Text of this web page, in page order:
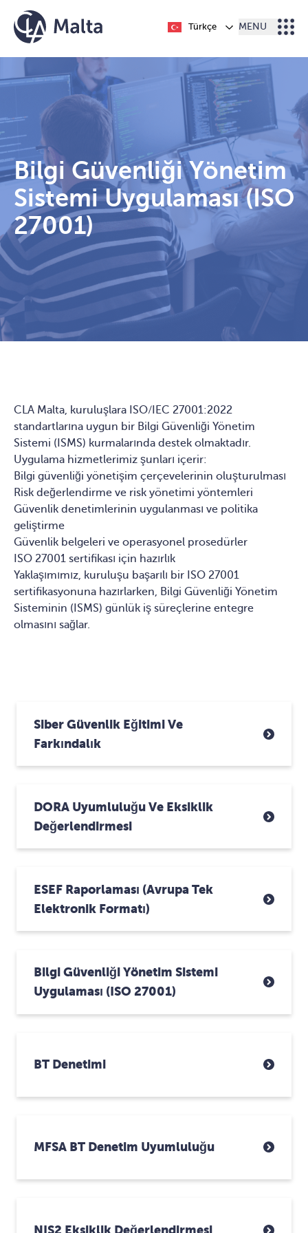
İçeriğe geç
Türkçe MENU
Bilgi Güvenliği Yönetim
Sistemi Uygulaması (ISO
27001)
CLA Malta, kuruluşlara ISO/IEC 27001:2022
standartlarına uygun bir Bilgi Güvenliği Yönetim
Sistemi (ISMS) kurmalarında destek olmaktadır.
Uygulama hizmetlerimiz şunları içerir:
Bilgi güvenliği yönetişim çerçevelerinin oluşturulması
Risk değerlendirme ve risk yönetimi yöntemleri
Güvenlik denetimlerinin uygulanması ve politika
geliştirme
Güvenlik belgeleri ve operasyonel prosedürler
ISO 27001 sertifikası için hazırlık
Yaklaşımımız, kuruluşu başarılı bir ISO 27001
sertifikasyonuna hazırlarken, Bilgi Güvenliği Yönetim
Sisteminin (ISMS) günlük iş süreçlerine entegre
olmasını sağlar.
Siber Güvenlik Eğitimi Ve
Farkındalık
DORA Uyumluluğu Ve Eksiklik
Değerlendirmesi
ESEF Raporlaması (Avrupa Tek
Elektronik Formatı)
Bilgi Güvenliği Yönetim Sistemi
Uygulaması (ISO 27001)
BT Denetimi
MFSA BT Denetim Uyumluluğu
NIS2 Eksiklik Değerlendirmesi